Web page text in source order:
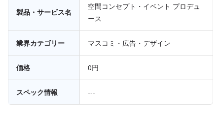
製品・サービス名
空間コンセプト・イベント プロデュ
ース
業界カテゴリー マスコミ・広告・デザイン
価格 0円
スペック情報 ---